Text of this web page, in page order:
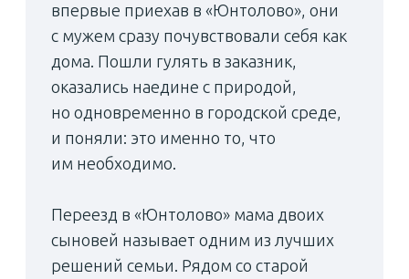
поэтапное формирование социальной
инфраструктуры. Первый корпус школы №
на ее базе при поддержке девелопера
открылся центр изучения цифровых
технологий «Техноспейс».
корпус, что позволило создать полноценный
образовательный кластер. Всего
к настоящему моменту в «Юнтолово»
работают четыре детских сада с бассейнами